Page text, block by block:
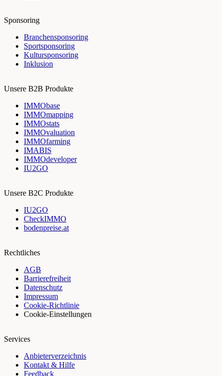
Sponsoring
Branchensponsoring
Sportsponsoring
Kultursponsoring
Inklusion
Unsere B2B Produkte
IMMObase
IMMOmapping
IMMOstats
IMMOvaluation
IMMOfarming
IMABIS
IMMOdeveloper
IU2GO
Unsere B2C Produkte
IU2GO
CheckIMMO
bodenpreise.at
Rechtliches
AGB
Barrierefreiheit
Datenschutz
Impressum
Cookie-Richtlinie
Cookie-Einstellungen
Services
Anbieterverzeichnis
Kontakt & Hilfe
Feedback